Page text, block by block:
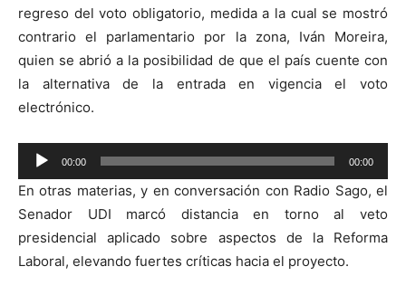
regreso del voto obligatorio, medida a la cual se mostró
contrario el parlamentario por la zona, Iván Moreira,
quien se abrió a la posibilidad de que el país cuente con
la alternativa de la entrada en vigencia el voto
electrónico.
Reproductor
de
audio
00:00 00:00
En otras materias, y en conversación con Radio Sago, el
Senador UDI marcó distancia en torno al veto
presidencial aplicado sobre aspectos de la Reforma
Laboral, elevando fuertes críticas hacia el proyecto.